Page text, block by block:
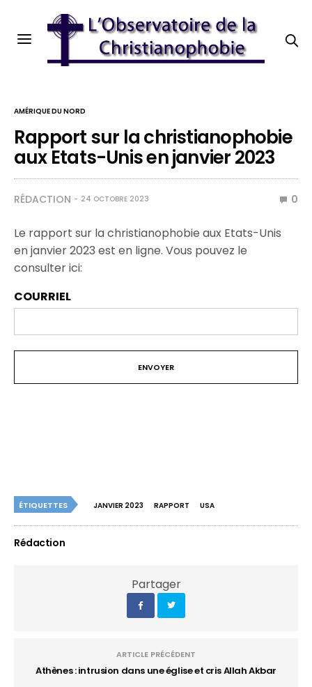
AMÉRIQUE DU NORD
Rapport sur la christianophobie
aux Etats-Unis en janvier 2023
RÉDACTION 24 OCTOBRE 2023 0
Le rapport sur la christianophobie aux Etats-Unis
en janvier 2023 est en ligne. Vous pouvez le
consulter ici:
COURRIEL
ÉTIQUETTES JANVIER 2023 RAPPORT USA
Rédaction
Partager
ARTICLE PRÉCÉDENT
Athènes : intrusion dans une église et cris Allah Akbar